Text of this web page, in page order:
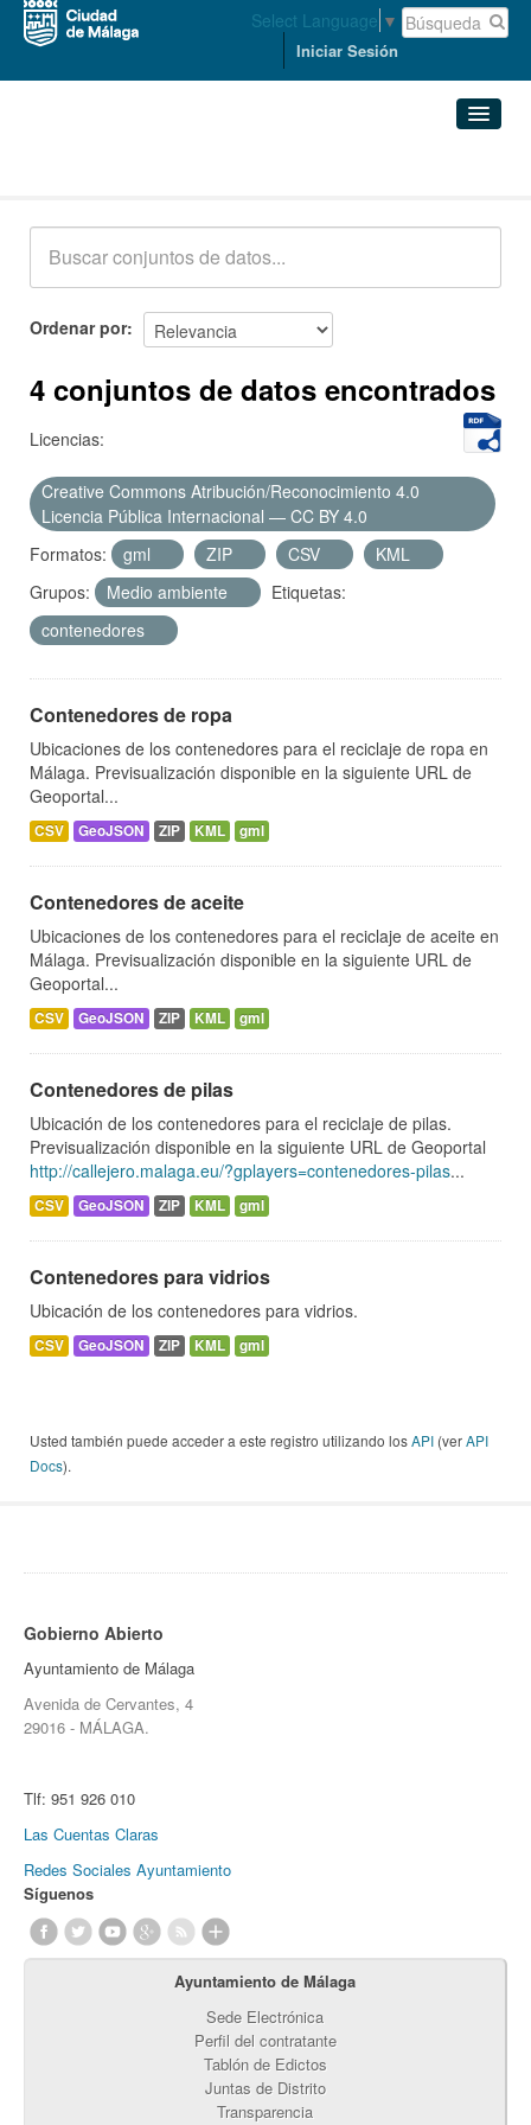
Select Language ▼
Iniciar Sesión
Acerca de
Ordenar por
4 conjuntos de datos encontrados
Licencias:
Creative Commons Atribución/Reconocimiento 4.0
Licencia Pública Internacional — CC BY 4.0
Formatos:
gml ZIP CSV
KML
Grupos:
Medio ambiente
Etiquetas:
contenedores
Contenedores de ropa
Ubicaciones de los contenedores para el reciclaje de ropa en
Málaga. Previsualización disponible en la siguiente URL de
Geoportal...
CSV GeoJSON ZIP KML gml
Contenedores de aceite
Ubicaciones de los contenedores para el reciclaje de aceite en
Málaga. Previsualización disponible en la siguiente URL de
Geoportal...
CSV GeoJSON ZIP KML gml
Contenedores de pilas
Ubicación de los contenedores para el reciclaje de pilas.
Previsualización disponible en la siguiente URL de Geoportal
http://callejero.malaga.eu/?gplayers=contenedores-pilas...
CSV GeoJSON ZIP KML gml
Contenedores para vidrios
Ubicación de los contenedores para vidrios.
CSV GeoJSON ZIP KML gml
Usted también puede acceder a este registro utilizando losAPI (verAPI
Docs).
Gobierno Abierto
Ayuntamiento de Málaga
Avenida de Cervantes, 4
29016 - MÁLAGA.
Tlf: 951 926 010
Las Cuentas Claras
Redes Sociales Ayuntamiento
Síguenos
Ayuntamiento de Málaga
Sede Electrónica
Perfil del contratante
Tablón de Edictos
Juntas de Distrito
Transparencia